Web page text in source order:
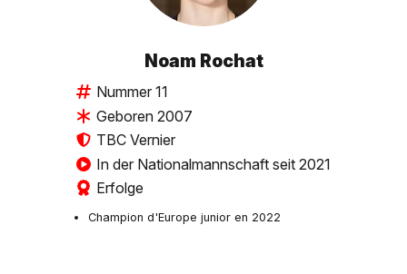
Noam Rochat
Nummer 11
Geboren 2007
TBC Vernier
In der Nationalmannschaft seit 2021
Erfolge
Champion d'Europe junior en 2022